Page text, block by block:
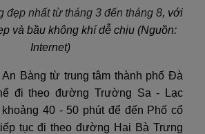
đẹp nhất từ tháng 3 đến tháng 8, với
và bầu không khí dễ chịu (Nguồn:
Internet)
Bàng từ trung tâm thành phố Đà
đi theo đường Trường Sa - Lạc
khoảng 40 - 50 phút để đến Phố cổ
tục đi theo đường Hai Bà Trưng